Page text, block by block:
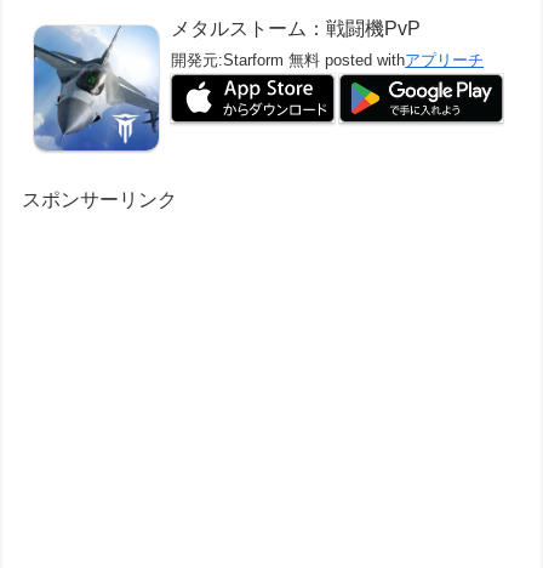
メタルストーム：戦闘機PvP
開発元:Starform 無料 posted withアプリーチ
スポンサーリンク